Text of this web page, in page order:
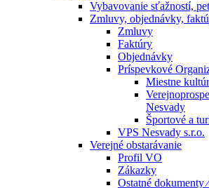
Vybavovanie sťažností,
Zmluvy, objednávky,
Zmluvy
Faktúry
Objednávky
Príspevkové
Miestne
Nesvady
Športové a
VPS Nesvady s.r.o.
Verejné obstarávanie
Profil VO
Zákazky
Ostatné dokumenty